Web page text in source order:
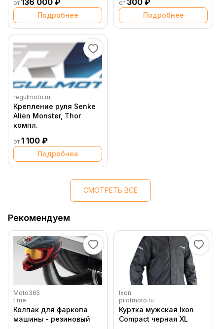
от 136 000 ₽
Подробнее
от 300 ₽
Подробнее
regulmoto.ru
Крепление руля Senke
Alien Monster, Thor
компл.
от 1 100 ₽
Подробнее
СМОТРЕТЬ ВСЕ
Рекомендуем
Moto365
t.me
Колпак для фаркопа
машины - резиновый
Ixon
pilotmoto.ru
Куртка мужская Ixon
Compact черная XL